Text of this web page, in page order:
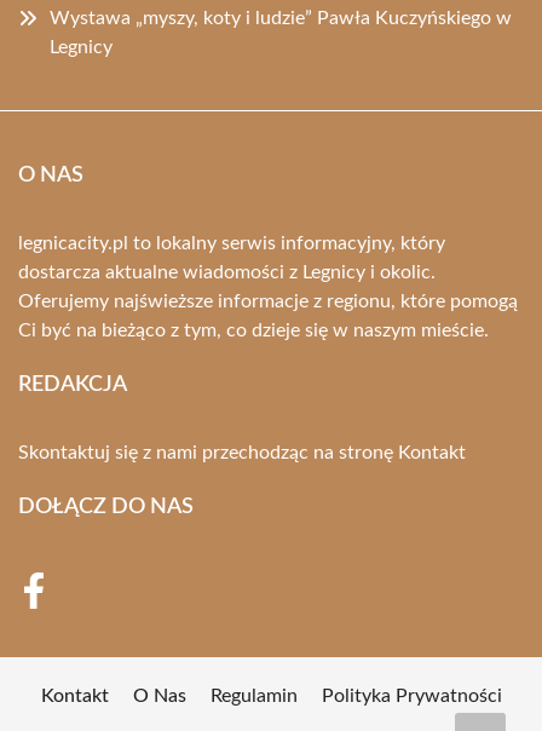
Wystawa „myszy, koty i ludzie” Pawła Kuczyńskiego w
Legnicy
O NAS
legnicacity.pl to lokalny serwis informacyjny, który
dostarcza aktualne wiadomości z Legnicy i okolic.
Oferujemy najświeższe informacje z regionu, które pomogą
Ci być na bieżąco z tym, co dzieje się w naszym mieście.
REDAKCJA
Skontaktuj się z nami przechodząc na stronę Kontakt
DOŁĄCZ DO NAS
Kontakt O Nas Regulamin Polityka Prywatności